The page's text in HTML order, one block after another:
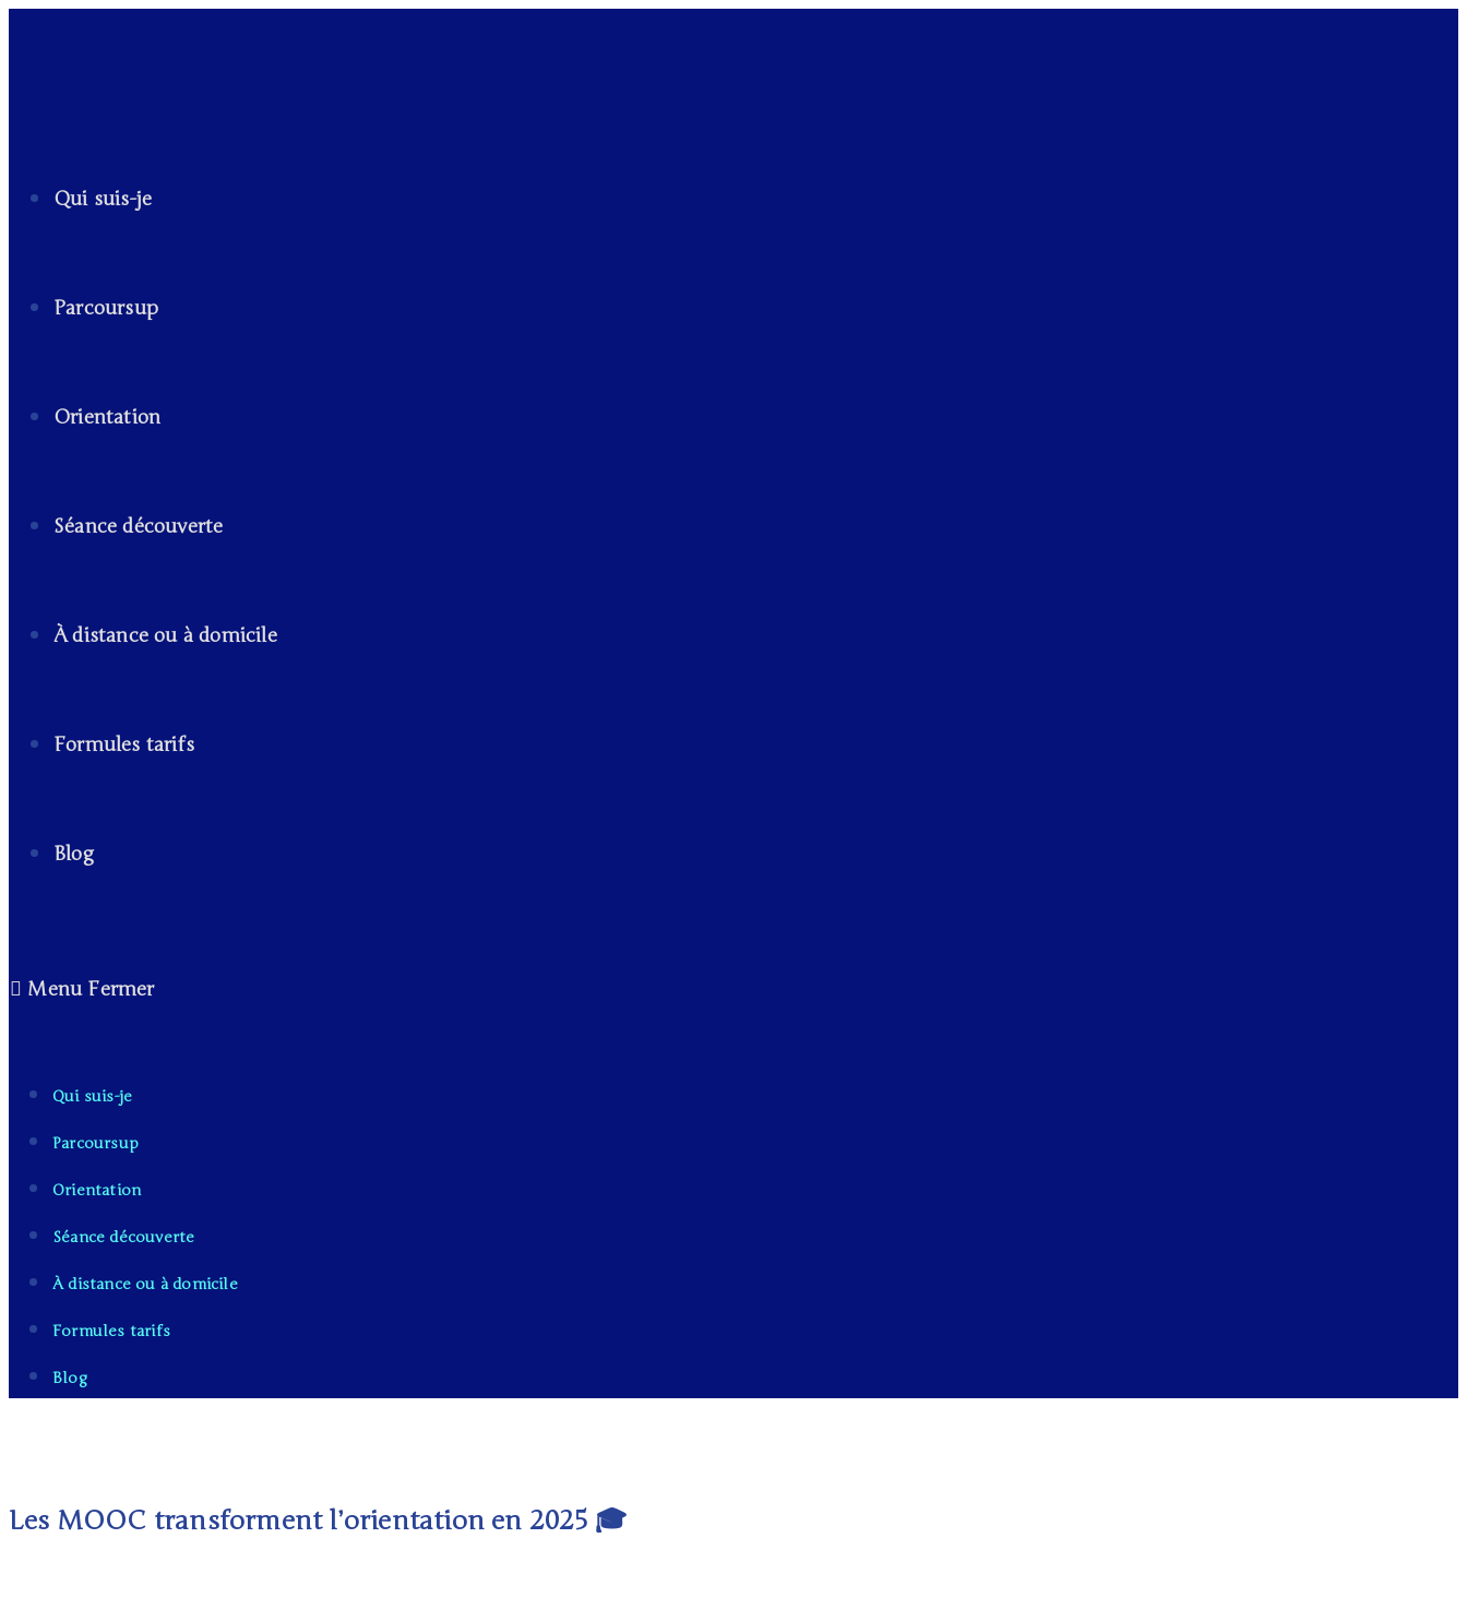
Qui suis-je
Parcoursup
Orientation
Séance découverte
À distance ou à domicile
Formules tarifs
Blog
Menu Fermer
Qui suis-je
Parcoursup
Orientation
Séance découverte
À distance ou à domicile
Formules tarifs
Blog
Les MOOC transforment l’orientation en 2025 🎓